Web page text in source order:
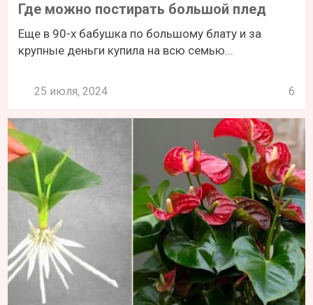
Где можно постирать большой плед
Еще в 90-х бабушка по большому блату и за
крупные деньги купила на всю семью...
25 июля, 2024 6